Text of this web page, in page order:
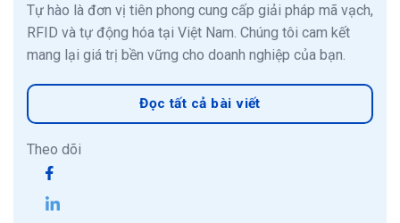
Tự hào là đơn vị tiên phong cung cấp giải pháp mã vạch,
RFID và tự động hóa tại Việt Nam. Chúng tôi cam kết
mang lại giá trị bền vững cho doanh nghiệp của bạn.
Đọc tất cả bài viết
Theo dõi